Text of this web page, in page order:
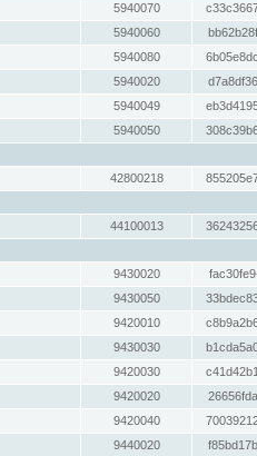
5940070
5940060
5940080
5940020
5940049
5940050
42800218
44100013
9430020
9430050
9420010
9430030
9420030
9420020
9420040
9440020